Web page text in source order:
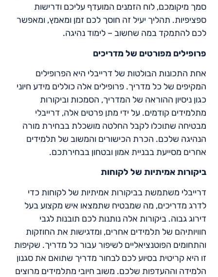
סמך מיקומכם, לוח הזמנים המועדף עליכם ודרישות
ספציפיות. תהליך יעיל זה חוסך לכם זמן ומאמץ, ומאפשר
לכם להתמקד במה שחשוב – לימוד נהיגה.
פרופילים מפורטים של מדריכים
אחת התכונות הבולטות של דרייבלי היא הפרופילים
המקיפים של כל מדריך. פרופילים אלה כוללים מידע חיוני
כגון ניסיון ההוראה של המדריך, הסמכות וביקורות
מתלמידים קודמים. על ידי מתן פרטים אלה, דרייבלי
מבטיחה שתוכלו לקבל החלטה מושכלת בבחירת מורה
הנהיגה שלכם. הכרת הכישורים והמשוב של תלמידים
אחרים מסייעת בבניית אמון ובטחון בבחירתכם.
ביקורות אמיתיות של לקוחות
דרייבלי משתמשת בביקורות אמיתיות של לקוחות כדי
לדרג מדריכים, מה שמבטיח שתמצאו איש מקצוע בעל
דירוג גבוה. ביקורות אלה נותנות לכם תובנות לגבי
חוויותיהם של תלמידים אחרים, ומדגישות את החוזקות
והתחומים הפוטנציאליים לשיפור עבור כל מדריך. שקיפות
זו היא קריטית בסיוע לכם לבחור מדריך שתואם את סגנון
הלמידה וההעדפות שלכם. משוב חיובי מתלמידים מרוצים